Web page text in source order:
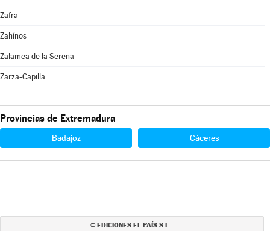
Zafra
Zahínos
Zalamea de la Serena
Zarza-Capilla
Provincias de Extremadura
Badajoz Cáceres
© EDICIONES EL PAÍS S.L.